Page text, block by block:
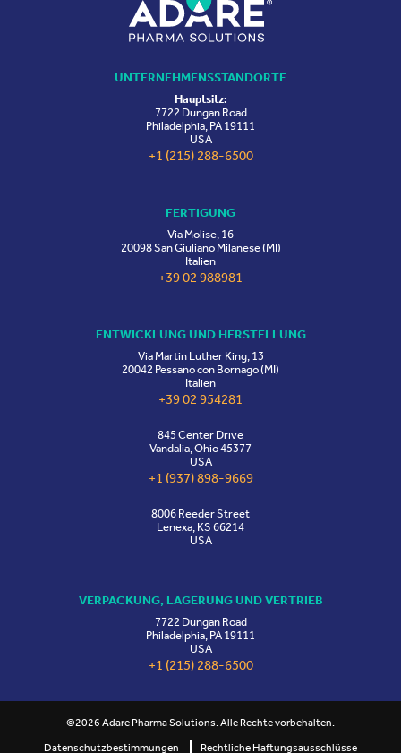
UNTERNEHMENSSTANDORTE
Hauptsitz:
7722 Dungan Road
Philadelphia, PA 19111
USA
+1 (215) 288-6500
FERTIGUNG
Via Molise, 16
20098 San Giuliano Milanese (MI)
Italien
+39 02 988981
ENTWICKLUNG UND HERSTELLUNG
Via Martin Luther King, 13
20042 Pessano con Bornago (MI)
Italien
+39 02 954281
845 Center Drive
Vandalia, Ohio 45377
USA
+1 (937) 898-9669
8006 Reeder Street
Lenexa, KS 66214
USA
VERPACKUNG, LAGERUNG UND VERTRIEB
7722 Dungan Road
Philadelphia, PA 19111
USA
+1 (215) 288-6500
©2026 Adare Pharma Solutions. Alle Rechte vorbehalten.
Datenschutzbestimmungen
Rechtliche Haftungsausschlüsse